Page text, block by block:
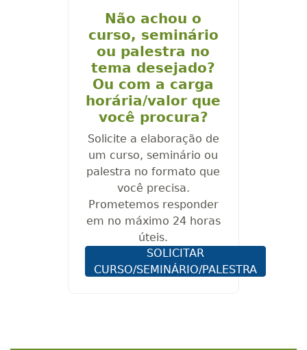
Não achou o
curso, seminário
ou palestra no
tema desejado?
Ou com a carga
horária/valor que
você procura?
Solicite a elaboração de
um curso, seminário ou
palestra no formato que
você precisa.
Prometemos responder
em no máximo 24 horas
úteis.
SOLICITAR
CURSO/SEMINÁRIO/PALESTRA